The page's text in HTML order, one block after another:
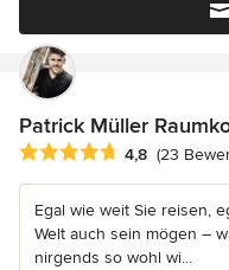
Patrick Müller
Durchschnittliche
4,8 (23
Egal wie weit Sie reisen,
Welt auch sein mögen –
nirgends so wohl wi...